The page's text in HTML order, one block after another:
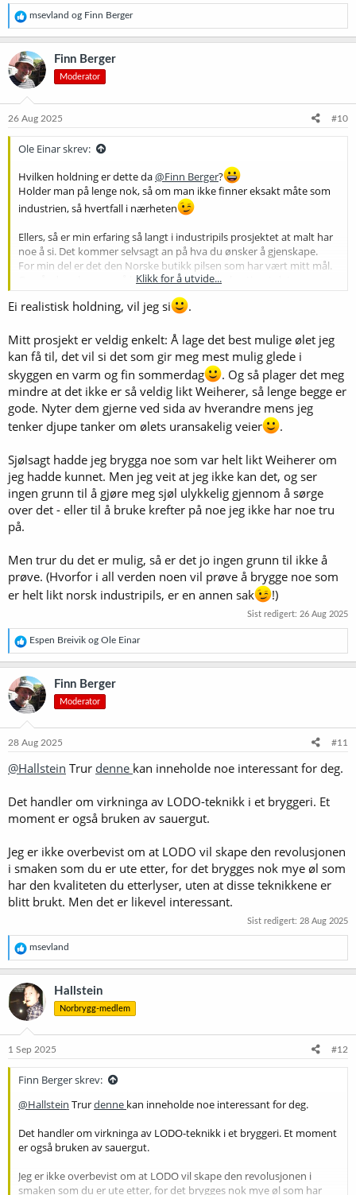
R
e
a
k
s
j
o
e
msevland og Finn Berger
Finn Berger
Moderator
26 Aug 2025 #10
Ole Einar skrev:
Hvilken holdning er dette da@Finn Berger?
Holder man på lenge nok, så om man ikke finner eksakt måte som
industrien, så hvertfall i nærheten
Ellers, så er min erfaring så langt i industripils prosjektet at malt har
noe å si. Det kommer selvsagt an på hva du ønsker å gjenskape.
For min del er det den Norske butikk pilsen som har vært mitt mål.
Og når du selv mener å ha en øl som smaker bortimot det samme,
for deretter og sammenligne med butikkpilsen. Så mister man litt av
motivasjonen igjen, siden smakene er ganske forskjellige.
vært vanskelig å gjenskape. Men etter å ha testet ulike pilsnermalt,
så vil jeg si at dette har noe å si. Mitt beste forsøk har vært med Best
Malz Pilsner. Har en ny batch stående til gjæring med Viking pilsner
malt nå, i utganspunktet bør denne være tilnærmet lik Best Malz
pilsner. Men i motsetning til Tysk pils (?), så tenker jeg at den Norske
butikk pilsen skal smake så «kjedelig» som overhode mulig..
Når det gjelder gjær, har jeg testet ut både W34/70, Nova lager og
den mest «cleane» smaken.
Neste plan, er å teste ut Dahls gjær.
Jeg har jo ikke gjæringsprofilen til Dahls liggende, men det blir
interessant å se hvilke effekter dette tilfører smaken på ølet.
Så, hvorfor ikke gå videre med forskning i andre lys lager stiler
Klikk for å utvide...
Ei realistisk holdning, vil jeg si .
Mitt prosjekt er veldig enkelt: Å lage det best mulige ølet jeg
kan få til, det vil si det som gir meg mest mulig glede i
skyggen en varm og fin sommerdag
. Og så plager det meg
mindre at det ikke er så veldig likt Weiherer, så lenge begge er
gode. Nyter dem gjerne ved sida av hverandre mens jeg
tenker djupe tanker om ølets uransakelig veier
.
Sjølsagt hadde jeg brygga noe som var helt likt Weiherer om
jeg hadde kunnet. Men jeg veit at jeg ikke kan det, og ser
ingen grunn til å gjøre meg sjøl ulykkelig gjennom å sørge
over det - eller til å bruke krefter på noe jeg ikke har noe tru
på.
Men trur du det er mulig, så er det jo ingen grunn til ikke å
prøve. (Hvorfor i all verden noen vil prøve å brygge noe som
er helt likt norsk industripils, er en annen sak
!)
Sist redigert: 26 Aug 2025
R
e
a
k
s
j
o
e
:
Espen Breivik og Ole Einar
Finn Berger
Moderator
28 Aug 2025 #11
@Hallstein Trur denne kan inneholde noe interessant for deg.
Det handler om virkninga av LODO-teknikk i et bryggeri. Et
moment er også bruken av sauergut.
Jeg er ikke overbevist om at LODO vil skape den revolusjonen
i smaken som du er ute etter, for det brygges nok mye øl som
har den kvaliteten du etterlyser, uten at disse teknikkene er
blitt brukt. Men det er likevel interessant.
Sist redigert: 28 Aug 2025
R
e
a
k
s
j
o
e
msevland
Hallstein
Norbrygg-medlem
1 Sep 2025 #12
Finn Berger skrev:
@Hallstein Trurdenne kan inneholde noe interessant for deg.
Det handler om virkninga av LODO-teknikk i et bryggeri. Et moment
er også bruken av sauergut.
Jeg er ikke overbevist om at LODO vil skape den revolusjonen i
smaken som du er ute etter, for det brygges nok mye øl som har